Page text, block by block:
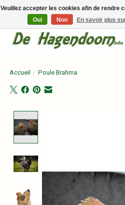
Persoonlijk advies en betrouwbare voeding
Accueil / Poule Brahma
Veuillez accepter les cookies afin de rendre
Oui
Non En savoir plus